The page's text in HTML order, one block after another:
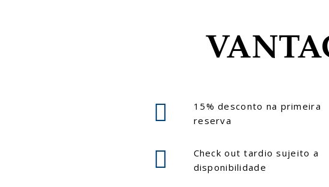
15% desconto na primeira
reserva
Check out tardio sujeito a
disponibilidade